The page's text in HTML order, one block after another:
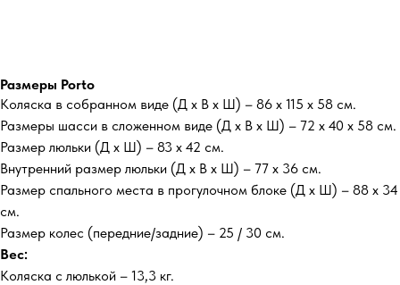
Размеры Porto
Коляска в собранном виде (Д х В х Ш) – 86 х 115 х 58 см.
Размеры шасси в сложенном виде (Д х В х Ш) – 72 х 40 х 58 см.
Размер люльки (Д х Ш) – 83 х 42 см.
Внутренний размер люльки (Д х В х Ш) – 77 х 36 см.
Размер спального места в прогулочном блоке (Д х Ш) – 88 х 34
см.
Размер колес (передние/задние) – 25 / 30 см.
Вес:
Коляска с люлькой – 13,3 кг.